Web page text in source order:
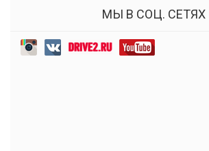
МЫ В СОЦ. СЕТЯХ